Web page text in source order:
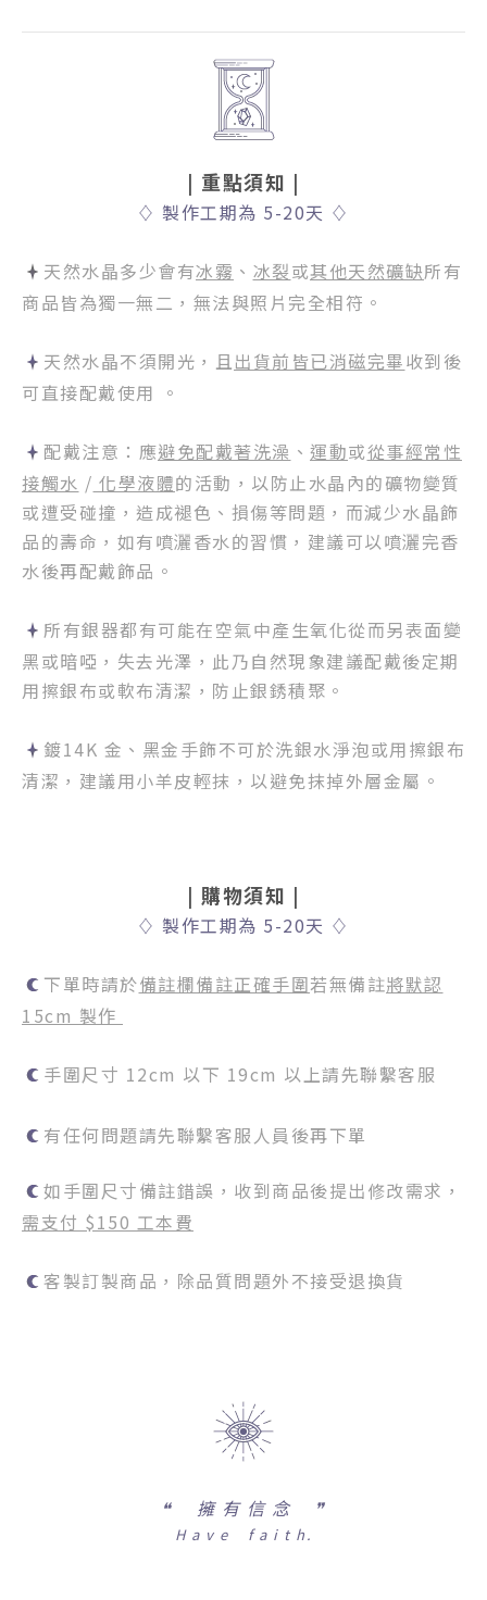
| 重點須知 |
♢ 製作工期為 5-20天 ♢
天然水晶多少會有冰霧 、 冰裂或其他天然礦缺所有
商品皆為獨一無二，無法與照片完全相符。
天然水晶不須開光，且出貨前皆已消磁完畢收到後
可直接配戴使用 。
配戴注意：應避免配戴著洗澡 、 運動或從事經常性
接觸水 / 化學液體的活動，以防止水晶內的礦物變質
或遭受碰撞，造成褪色、損傷等問題，而減少水晶飾
品的壽命，如有噴灑香水的習慣，建議可以噴灑完香
水後再配戴飾品。
所有銀器都有可能在空氣中產生氧化從而另表面變
黑或暗啞，失去光澤，此乃自然現象建議配戴後定期
用擦銀布或軟布清潔，防止銀銹積聚。
鍍14K 金、黑金手飾不可於洗銀水淨泡或用擦銀布
清潔，建議用小羊皮輕抹，以避免抹掉外層金屬。
| 購物須知 |
♢ 製作工期為 5-20天 ♢
下單時請於備註欄備註正確手圍若無備註將默認
15cm 製作
手圍尺寸 12cm 以下 19cm 以上請先聯繫客服
有任何問題請先聯繫客服人員後再下單
如手圍尺寸備註錯誤，收到商品後提出修改需求，
需支付 $150 工本費
客製訂製商品，除品質問題外不接受退換貨
❝ 擁 有 信 念 ❞
H a v e f a i t h.